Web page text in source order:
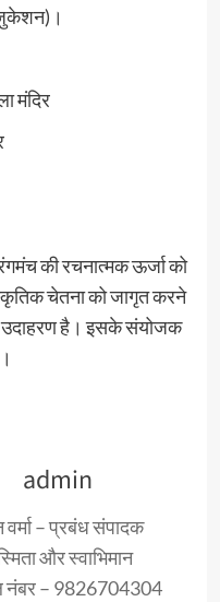
मंदिर
की रचनात्मक ऊर्जा को
चेतना को जागृत करने
उदाहरण है। इसके संयोजक
admin
– प्रबंध संपादक
और स्वाभिमान
नंबर – 9826704304